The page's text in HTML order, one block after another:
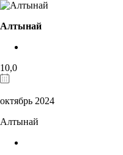
Алтынай
10,0
октябрь 2024
Алтынай